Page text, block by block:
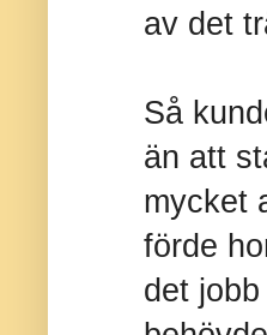
av det
Så
än att
mycket
förde
det